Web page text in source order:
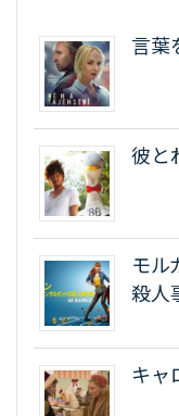
言葉
彼と
モル
殺人
キャ